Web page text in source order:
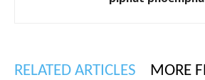
RELATED ARTICLES MORE